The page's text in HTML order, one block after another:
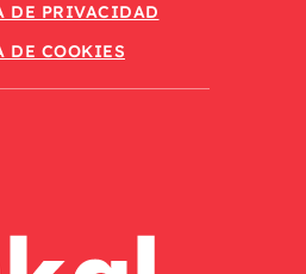
DE PRIVACIDAD
DE COOKIES